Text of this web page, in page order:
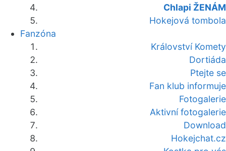
Chlapi ŽENÁM
Hokejová tombola
Fanzóna
Království Komety
Dortiáda
Ptejte se
Fan klub informuje
Fotogalerie
Aktivní fotogalerie
Download
Hokejchat.cz